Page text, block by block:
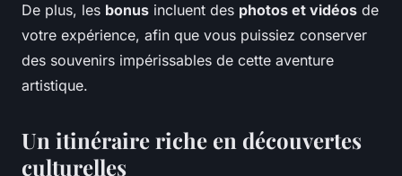
De plus, les bonus incluent des photos et vidéos de
votre expérience, afin que vous puissiez conserver
des souvenirs impérissables de cette aventure
artistique.
Un itinéraire riche en découvertes
culturelles